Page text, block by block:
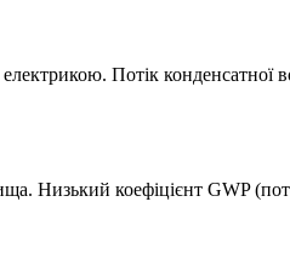
електрикою. Потік
Низький коефіцієнт GWP